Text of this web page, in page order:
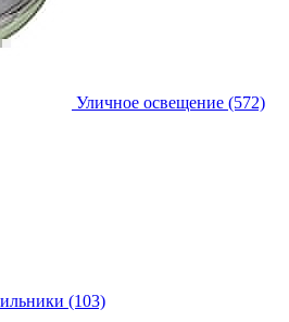
Уличное освещение (572)
(103)